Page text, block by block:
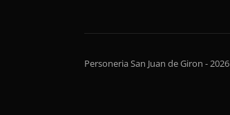
Personeria San Juan de Giron - 2026